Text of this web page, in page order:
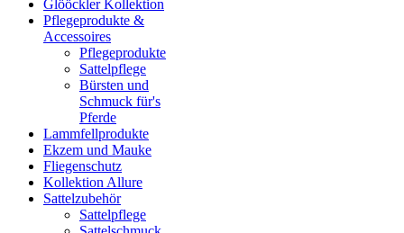
Glööckler Kollektion
Pflegeprodukte &
Accessoires
Pflegeprodukte
Sattelpflege
Bürsten und
Schmuck für's
Pferde
Lammfellprodukte
Ekzem und Mauke
Fliegenschutz
Kollektion Allure
Sattelzubehör
Sattelpflege